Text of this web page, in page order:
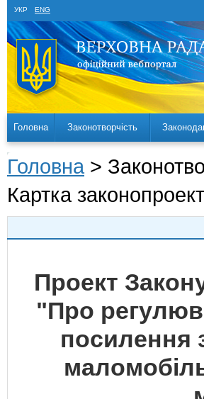
УКР ENG
Головна Законотворчість
Головна >
Картка
Проект
"Про
посилення